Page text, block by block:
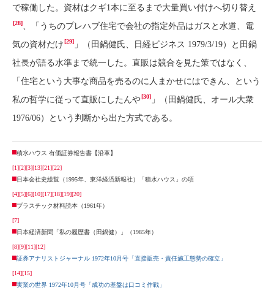
で稼働した。資材はクギ1本に至るまで大量買い付けへ切り替え
[28]
、「うちのプレハブ住宅で会社の指定外品はガスと水道、電
気の資材だけ[29] 」（田鍋健氏、日経ビジネス 1979/3/19）と田鍋
社長が語る水準まで統一した。直販は競合を見た策ではなく、
「住宅という大事な商品を売るのに人まかせにはできん、という
私の哲学に従って直販にしたんや[30] 」（田鍋健氏、オール大衆
1976/06）という判断から出た方式である。
積水ハウス 有価証券報告書【沿革】
[1][2][3][13][21][22]
日本会社史総覧（1995年、東洋経済新報社）「積水ハウス」の項
[4][5][6][10][17][18][19][20]
プラスチック材料読本（1961年）
[7]
日本経済新聞「私の履歴書（田鍋健）」（1985年）
[8][9][11][12]
証券アナリストジャーナル 1972年10月号「直接販売・責任施工態勢の確立」
[14][15]
実業の世界 1972年10月号「成功の基盤は口コミ作戦」